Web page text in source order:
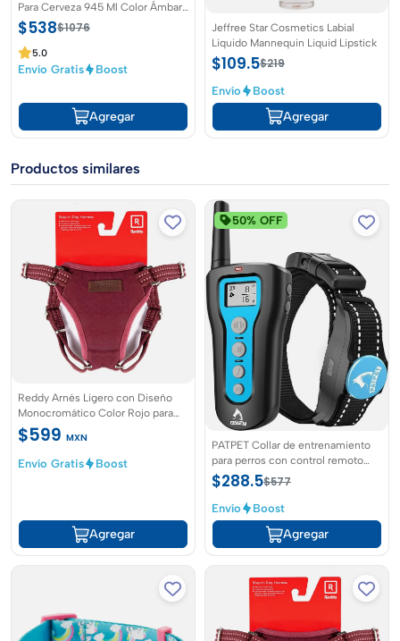
Para Cerveza 945 Ml Color Ámbar
Set de 4pzs
$538$1076
5.0
Envío Gratis Boost
Agregar
Jeffree Star Cosmetics Labial
Liquido Mannequin Liquid Lipstick
$109.5$219
Envío Boost
Agregar
Productos similares
Reddy Arnés Ligero con Diseño
Monocromático Color Rojo para
Perro, M
$599 MXN
Envío Gratis
Boost
Agregar
50% OFF
PATPET Collar de entrenamiento
para perros con control remoto
color azul para razas grandes y
medianas
$288.5$577
Envío Boost
Agregar